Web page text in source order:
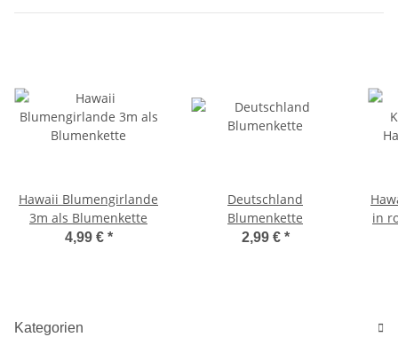
Hawaii Blumengirlande
3m als Blumenkette
4,99 € *
Deutschland
Blumenkette
2,99 € *
in
Kategorien